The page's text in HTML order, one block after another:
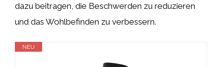
dazu beitragen, die Beschwerden zu reduzieren
und das Wohlbefinden zu verbessern.
NEU